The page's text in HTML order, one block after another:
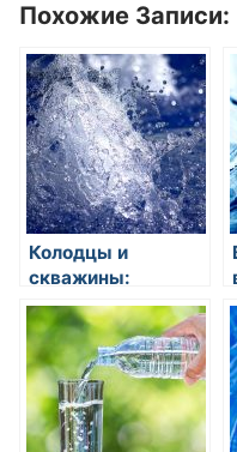
Похожие Записи:
Колодцы и
скважины:
источники воды
для бытовых и
промышленных
нужд